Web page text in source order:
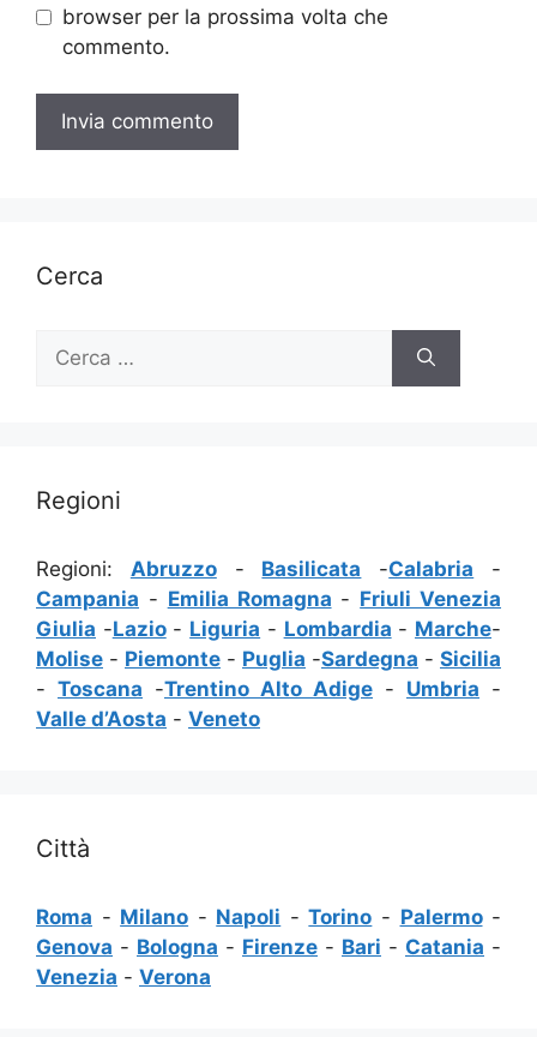
browser per la prossima volta che
commento.
Cerca
per:
Regioni
Regioni: Abruzzo- Basilicata -Calabria -
Campania - Emilia Romagna - Friuli Venezia
Giulia -Lazio- Liguria - Lombardia - Marche-
Molise - Piemonte - Puglia -Sardegna - Sicilia
- Toscana -Trentino Alto Adige - Umbria -
Valle d’Aosta - Veneto
Città
Roma - Milano - Napoli -Torino - Palermo-
Genova - Bologna - Firenze - Bari - Catania -
Venezia - Verona